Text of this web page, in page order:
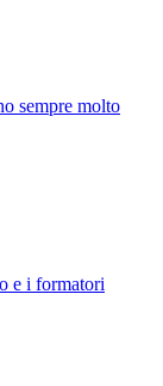
sempre molto
e i formatori